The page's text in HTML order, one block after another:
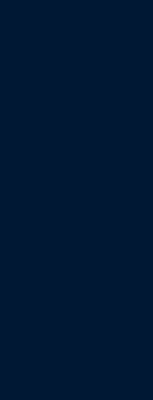
a
tradició
i
=
1667, el
una obra
Iluro.